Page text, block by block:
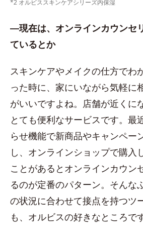
*2 オルビススキンケアシリーズ内保湿
―現在は、オンラインカウンセ
ているとか
スキンケアやメイクの仕方でわ
った時に、家にいながら気軽に
がいいですよね。店舗が近くに
とても便利なサービスです。最
らせ機能で新商品やキャンペー
し、オンラインショップで購入
ことがあるとオンラインカウン
るのが定番のパターン。そんな
の状況に合わせて接点を持つツ
も、オルビスの好きなところです